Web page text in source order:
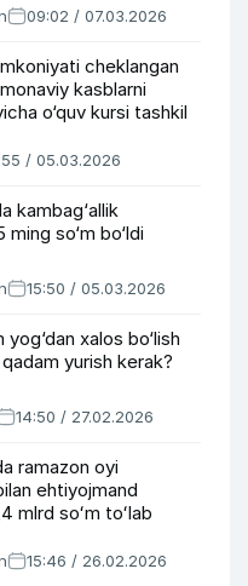
09:02 / 07.03.2026
cheklangan
kasblarni
o‘quv kursi tashkil
/ 05.03.2026
kambag‘allik
ming so‘m bo‘ldi
15:50 / 05.03.2026
xalos bo‘lish
yurish kerak?
14:50 / 27.02.2026
ramazon oyi
ehtiyojmand
mlrd soʻm toʻlab
15:46 / 26.02.2026